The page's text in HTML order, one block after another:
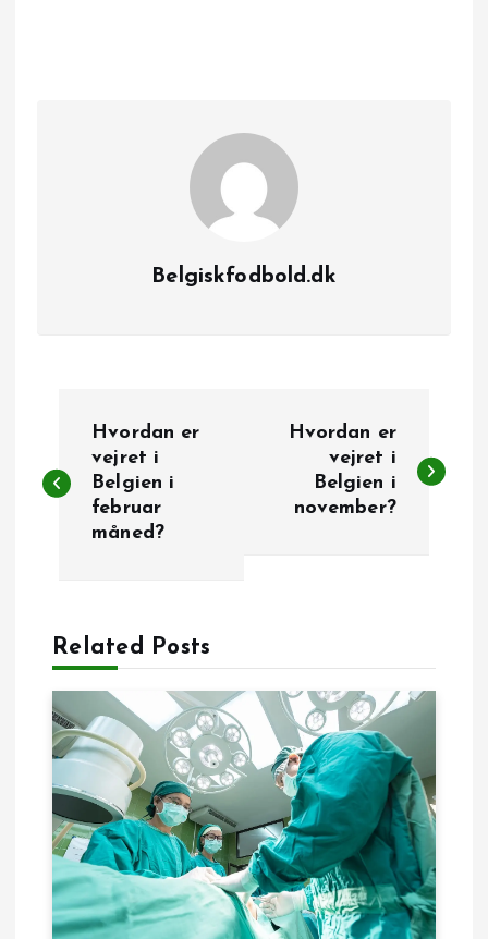
Belgiskfodbold.dk
n
æ
g
s
n
a
v
Hvordan er
vejret i
Belgien i
februar
måned?
Hvordan er
vejret i
Belgien i
november?
Related Posts